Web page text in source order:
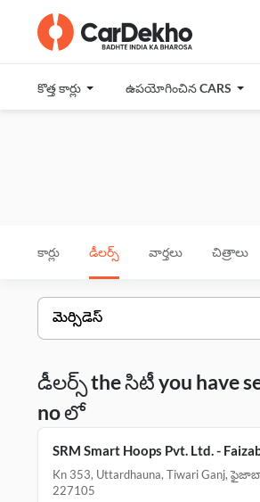
కొత్త కార్లు ఉపయోగించిన CARS
కార్లు డీలర్స్ వార్తలు చిత్రాలు
డీలర్స్ the సిటీ you have
no లో
SRM Smart Hoops Pvt. Ltd. -
Kn 353, Uttardhauna, Tiwari Ganj,
227105